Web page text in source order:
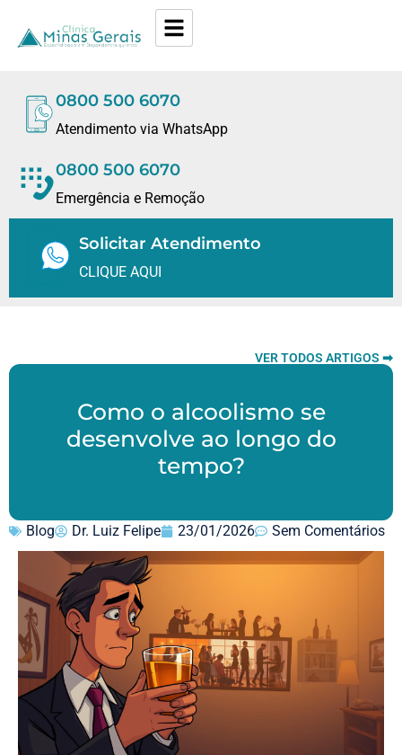
0800 500 6070
Atendimento via WhatsApp
0800 500 6070
Emergência e Remoção
Solicitar Atendimento
CLIQUE AQUI
VER TODOS ARTIGOS ➡
Como o alcoolismo se
desenvolve ao longo do
tempo?
Blog Dr. Luiz Felipe 23/01/2026 Sem Comentários